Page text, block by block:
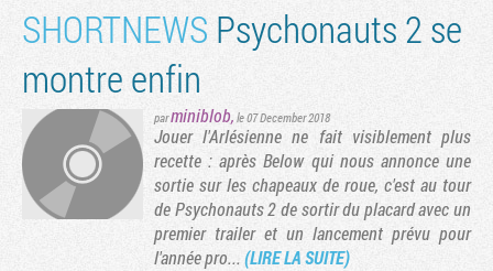
SHORTNEWS Psychonauts 2 se
montre enfin
parminiblob, le 07 December 2018
Jouer l'Arlésienne ne fait visiblement plus
recette : après Below qui nous annonce une
sortie sur les chapeaux de roue, c'est au tour
de Psychonauts 2 de sortir du placard avec un
premier trailer et un lancement prévu pour
l'année pro...(LIRE LA SUITE)